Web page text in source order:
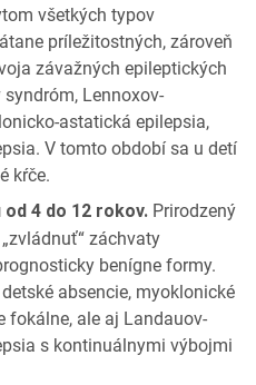
všetkých typov
príležitostných, zároveň
závažných epileptických
Lennoxov-
astatická epilepsia,
V tomto období sa u detí
kŕče.
4 do 12 rokov. Prirodzený
záchvaty
benígne formy.
absencie, myoklonické
fokálne, ale aj Landauov-
s kontinuálnymi výbojmi